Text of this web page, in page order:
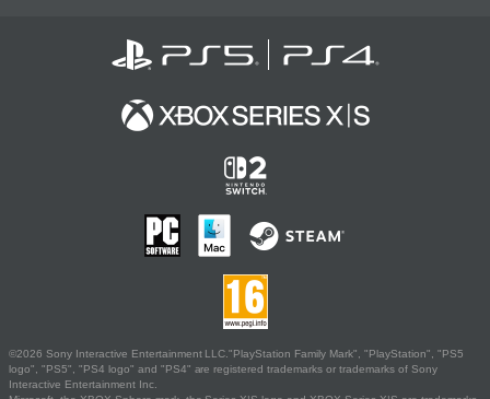
©2026 Sony Interactive Entertainment LLC."PlayStation Family Mark", "PlayStation", "PS5
logo", "PS5", "PS4 logo" and "PS4" are registered trademarks or trademarks of Sony
Interactive Entertainment Inc.